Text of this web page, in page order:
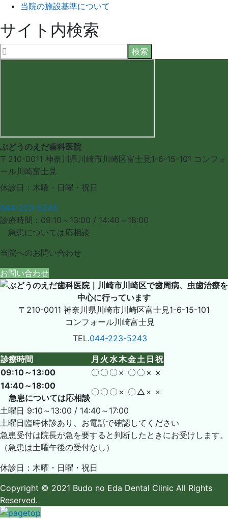
当院の施設基準について
サイト内検索
ぶどうのえだ歯科医院
〒210-0011 神奈川県川崎市川崎区富士見1-6-15-101 コンフォ
ール川崎富士見
休診日：木曜・日曜・祝日
044-223-5243
診療時間：09:10～13:00 / 14:40～18:00
急患については応相談
当院へのお問い合わせ
お問い合わせ
〒210-0011 神奈川県川崎市川崎区富士見1-6-15-101
コンフォール川崎富士見
TEL.044-223-5243
診療時間 月 火 水木金土 日 祝
09:10～13:00
〇 〇 〇 × 〇 〇 × ×
14:40～18:00
急患については応相談
〇 〇 〇 × 〇 △ × ×
土曜日 9:10～13:00 / 14:40～17:00
土曜日臨時休診あり、お電話で確認してください
急患受付は院長が急を要すると判断したときにお受けします。
（急患は土曜午後の受付なし）
休診日：木曜・日曜・祝日
Copyright © 2021 Budo no Eda Dental Clinic All Rights
Reserved.